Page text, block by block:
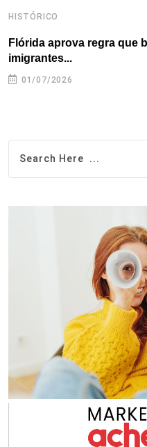
HISTÓRICO
Flórida aprova regra que
imigrantes...
01/07/2026